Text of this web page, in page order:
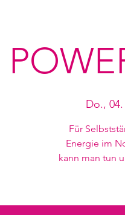
Do.,
Für
Energie im
kann man tun